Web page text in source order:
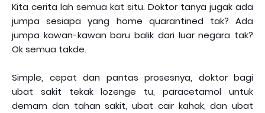
Kita cerita lah semua kat situ. Doktor tanya jugak ada
jumpa sesiapa yang home quarantined tak? Ada
jumpa kawan-kawan baru balik dari luar negara tak?
Ok semua takde.
Simple, cepat dan pantas prosesnya, doktor bagi
ubat sakit tekak lozenge tu, paracetamol untuk
demam dan tahan sakit, ubat cair kahak, dan ubat